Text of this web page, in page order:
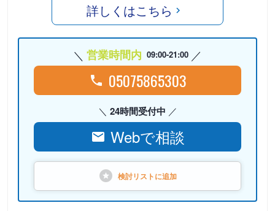
詳しくはこちら
営業時間内 09:00-21:00
05075865303
24時間受付中
Webで相談
検討リストに追加